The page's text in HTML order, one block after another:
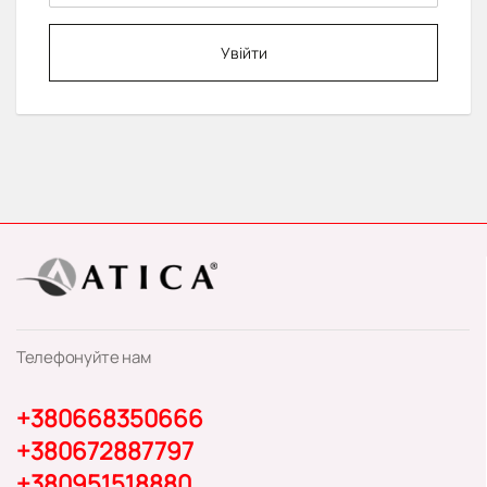
Увійти
Телефонуйте нам
+380668350666
+380672887797